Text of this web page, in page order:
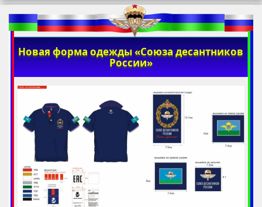
Новая форма одежды «Союза десантников
России»